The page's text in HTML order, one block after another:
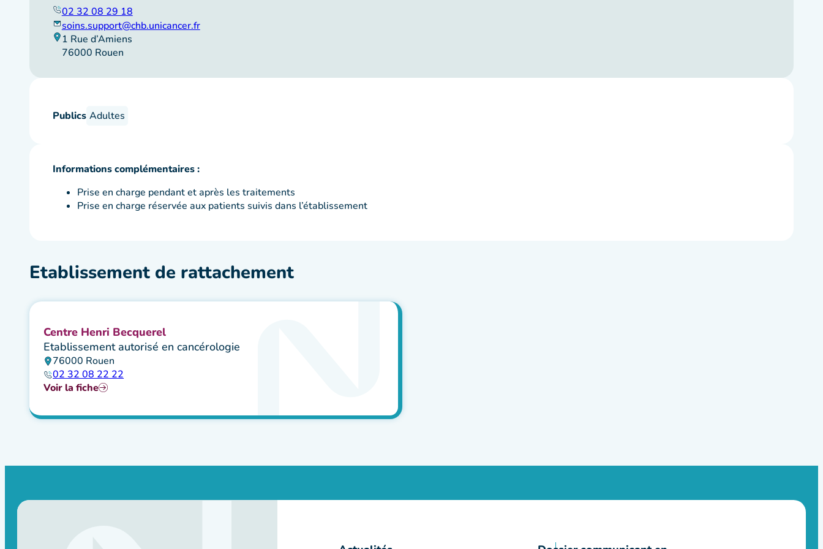
02 32 08 29 18
soins.support@chb.unicancer.fr
1 Rue d’Amiens
76000 Rouen
Publics Adultes
Informations complémentaires :
Prise en charge pendant et après les traitements
Prise en charge réservée aux patients suivis dans l’établissement
Etablissement de rattachement
Centre Henri Becquerel
Etablissement autorisé en cancérologie
76000 Rouen
02 32 08 22 22
Voir la fiche